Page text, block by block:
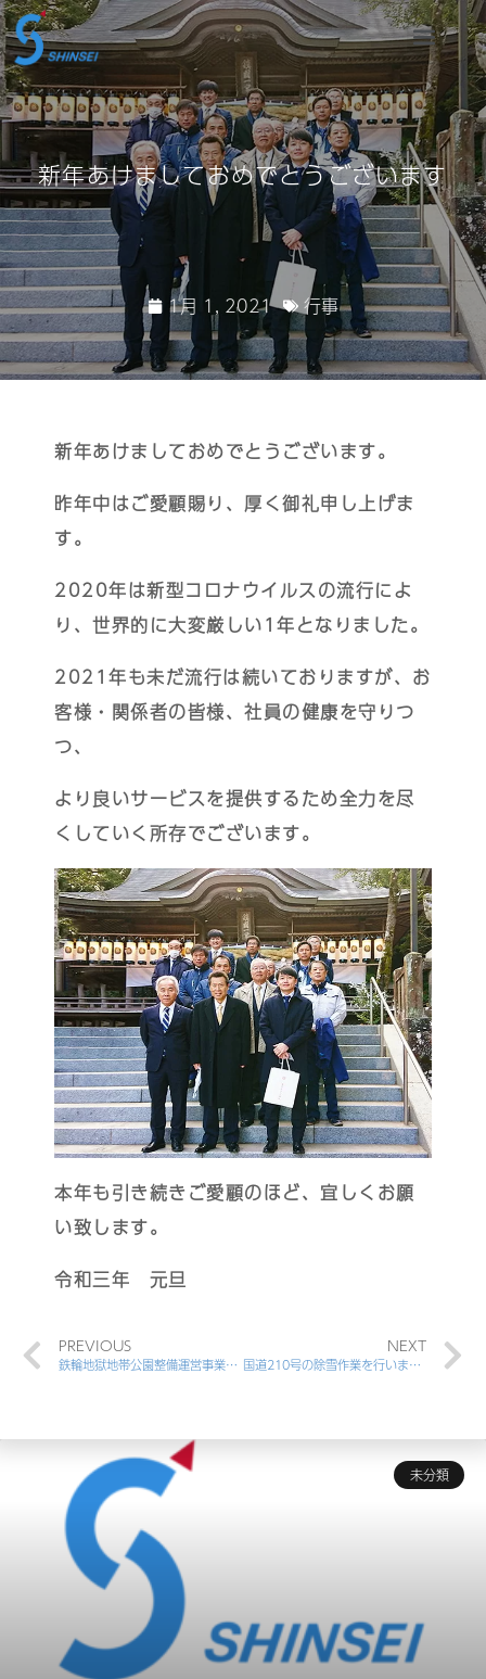
新年あけましておめでとうございます
1月 1, 2021 行事
新年あけましておめでとうございます。
昨年中はご愛顧賜り、厚く御礼申し上げま
す。
2020年は新型コロナウイルスの流行によ
り、世界的に大変厳しい1年となりました。
2021年も未だ流行は続いておりますが、お
客様・関係者の皆様、社員の健康を守りつ
つ、
より良いサービスを提供するため全力を尽
くしていく所存でございます。
本年も引き続きご愛顧のほど、宜しくお願
い致します。
令和三年 元旦
PREVIOUS
鉄輪地獄地帯公園整備運営事業 安全祈願祭
NEXT
国道210号の除雪作業を行いました。
未分類